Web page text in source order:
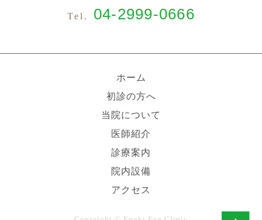
Tel. 04-2999-0666
ホーム
初診の方へ
当院について
医師紹介
診療案内
院内設備
アクセス